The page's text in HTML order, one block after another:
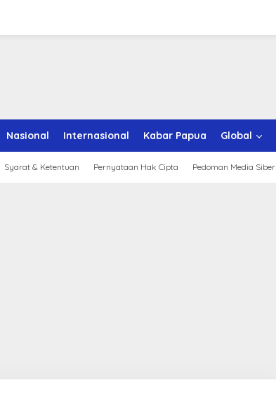
Nasional Internasional Kabar Papua Global
Syarat & Ketentuan Pernyataan Hak Cipta Pedoman Media Siber